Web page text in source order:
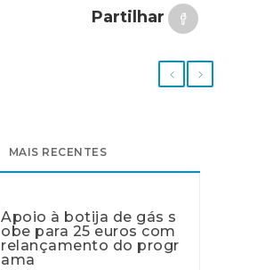
Partilhar
MAIS RECENTES
Apoio à botija de gás s
obe para 25 euros com
relançamento do progr
ama